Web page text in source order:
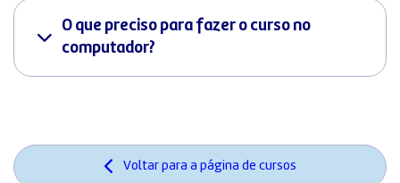
O que preciso para fazer o curso no
computador?
Voltar para a página de cursos